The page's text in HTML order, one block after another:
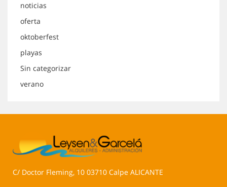
noticias
oferta
oktoberfest
playas
Sin categorizar
verano
C/ Doctor Fleming, 10 03710 Calpe ALICANTE